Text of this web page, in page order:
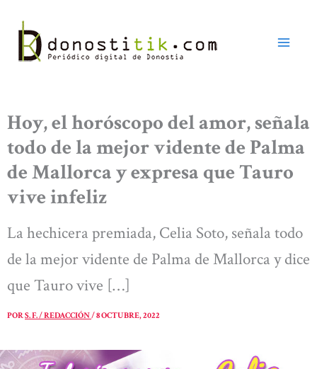
contenido
Hoy, el horóscopo del amor, señala
todo de la mejor vidente de Palma
de Mallorca y expresa que Tauro
vive infeliz
La hechicera premiada, Celia Soto, señala todo
de la mejor vidente de Palma de Mallorca y dice
que Tauro vive […]
PORS. F. / REDACCIÓN/8 OCTUBRE, 2022